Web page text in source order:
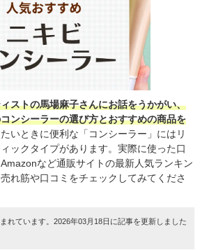
ストの馬場麻子さんにお話をうかがい、
ンシーラーの選び方とおすすめの商品を
いときに便利な「コンシーラー」にはリ
ックタイプがあります。実際に使った口
など通販サイトの最新人気ランキン
れ筋や口コミをチェックしてみてくださ
れています。2026年03月18日に記事を更新しました